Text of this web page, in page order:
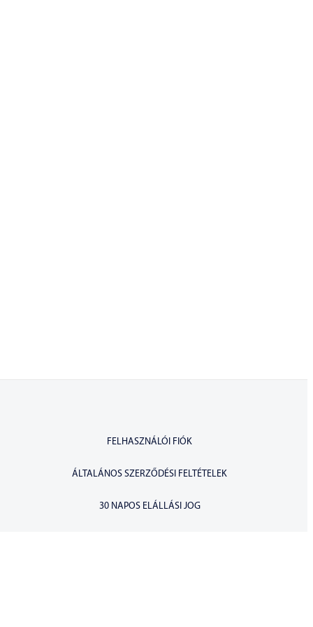
FELHASZNÁLÓI FIÓK
ÁLTALÁNOS SZERZŐDÉSI FELTÉTELEK
30 NAPOS ELÁLLÁSI JOG